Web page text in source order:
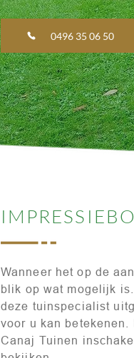
0496 35 06 50
Wanneer het op de
blik op wat mogelijk
deze tuinspecialist
voor u kan
Canaj Tuinen